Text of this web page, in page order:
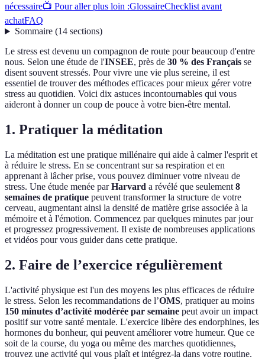
nécessaire📺 Pour aller plus loin :GlossaireChecklist avant
achatFAQ
Sommaire(14 sections)
Le stress est devenu un compagnon de route pour beaucoup d'entre
nous. Selon une étude de l'INSEE, près de 30 % des Français se
disent souvent stressés. Pour vivre une vie plus sereine, il est
essentiel de trouver des méthodes efficaces pour mieux gérer votre
stress au quotidien. Voici dix astuces incontournables qui vous
aideront à donner un coup de pouce à votre bien-être mental.
1. Pratiquer la méditation
La méditation est une pratique millénaire qui aide à calmer l'esprit et
à réduire le stress. En se concentrant sur sa respiration et en
apprenant à lâcher prise, vous pouvez diminuer votre niveau de
stress. Une étude menée parHarvard a révélé que seulement 8
semaines de pratique peuvent transformer la structure de votre
cerveau, augmentant ainsi la densité de matière grise associée à la
mémoire et à l'émotion. Commencez par quelques minutes par jour
et progressez progressivement. Il existe de nombreuses applications
et vidéos pour vous guider dans cette pratique.
2. Faire de l’exercice régulièrement
L'activité physique est l'un des moyens les plus efficaces de réduire
le stress. Selon les recommandations de l’OMS, pratiquer au moins
150 minutes d’activité modérée par semaine peut avoir un impact
positif sur votre santé mentale. L'exercice libère des endorphines, les
hormones du bonheur, qui peuvent améliorer votre humeur. Que ce
soit de la course, du yoga ou même des marches quotidiennes,
trouvez une activité qui vous plaît et intégrez-la dans votre routine.